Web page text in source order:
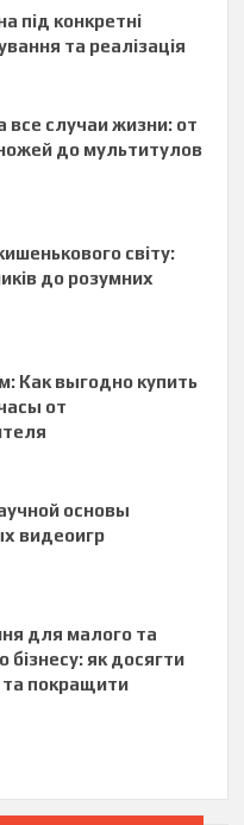
під конкретні
та реалізація
все случаи жизни: от
до мультитулов
світу:
до розумних
Как выгодно купить
от
основы
видеоигр
для малого та
бізнесу: як досягти
та покращити